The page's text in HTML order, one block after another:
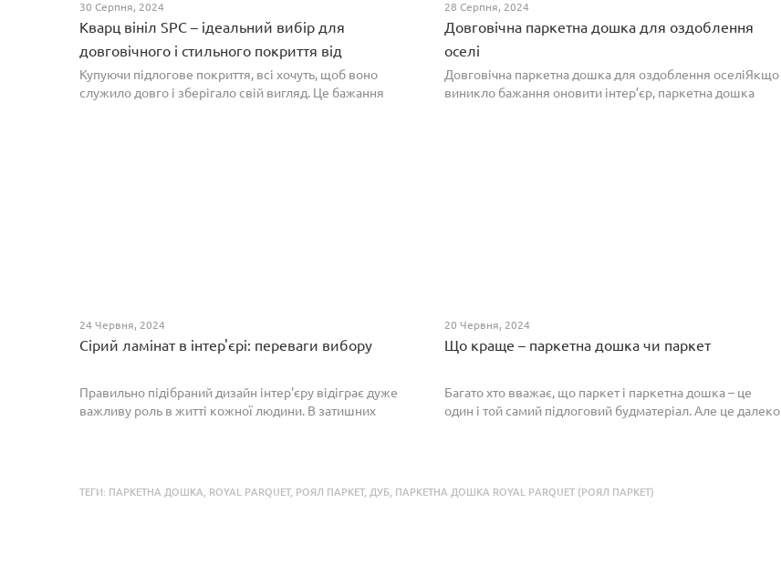
30 Серпня, 2024
Кварц вініл SPC – ідеальний вибір для
довговічного і стильного покриття від
PROFLOOR
Купуючи підлогове покриття, всі хочуть, щоб воно
служило довго і зберігало свій вигляд. Це бажання
28 Серпня, 2024
Довговічна паркетна дошка для оздоблення
оселі
Довговічна паркетна дошка для оздоблення оселіЯкщо
виникло бажання оновити інтер’єр, паркетна дошка
24 Червня, 2024
Сірий ламінат в інтер'єрі: переваги вибору
Правильно підібраний дизайн інтер'єру відіграє дуже
важливу роль в житті кожної людини. В затишних
20 Червня, 2024
Що краще – паркетна дошка чи паркет
Багато хто вважає, що паркет і паркетна дошка – це
один і той самий підлоговий будматеріал. Але це далеко
ТЕГИ: ПАРКЕТНА ДОШКА ROYAL PARQUET, РОЯЛ ПАРКЕТ, ДУБ ПАРКЕТНА ДОШКА ROYAL PARQUET (РОЯЛ ПАРКЕТ)